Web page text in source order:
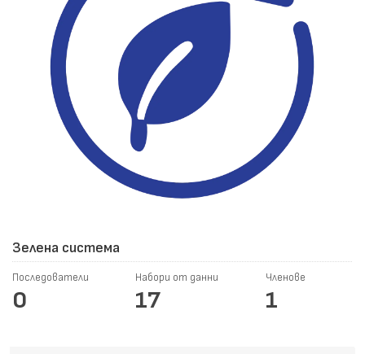
Зелена система
Последователи
0
Набори от данни
17
Членове
1